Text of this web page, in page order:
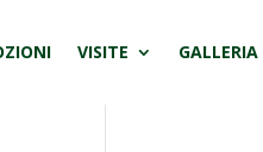
VISITE GALLERIA